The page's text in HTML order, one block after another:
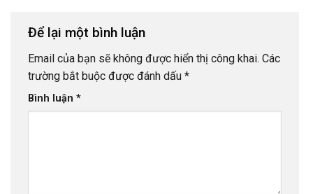
Để lại một bình luận
Email của bạn sẽ không được hiển thị công khai. Các
trường bắt buộc được đánh dấu *
Bình luận *